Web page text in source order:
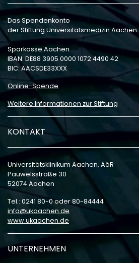
Das Spendenkonto
der Stiftung Universitätsmedizin Aachen:
Sparkasse Aachen
IBAN: DE88 3905 0000 1072 4490 42
BIC: AACSDE33XXX
Online-Spende
Weitere Informationen zur Stiftung
KONTAKT
Universitätsklinikum Aachen, AöR
Pauwelsstraße 30
52074 Aachen
Tel.: 0241 80-0 oder 80-84444
info
ukaachen de
www.ukaachen.de
UNTERNEHMEN